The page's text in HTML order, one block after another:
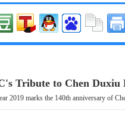
Tribute to Chen Duxiu
2019 marks the 140th anniversary of